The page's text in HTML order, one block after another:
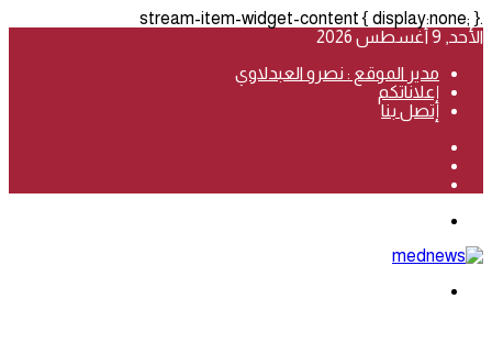
.stream-item-widget-content { display:none; }
الأحد, 9 أغسطس 2026
مدير الموقع : نصرو العبدلاوي
إعلاناتكم
إتصل بنا